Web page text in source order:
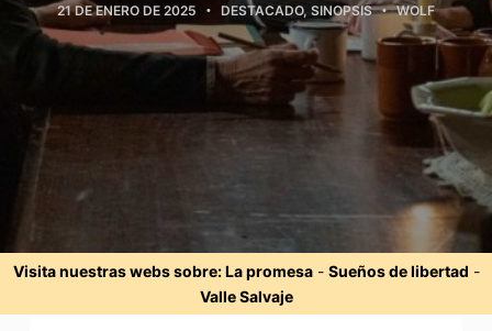
21 DE ENERO DE 2025 DESTACADO, SINOPSIS WOLF
Visita nuestras webs sobre:La promesa- Sueños de libertad -
Valle Salvaje